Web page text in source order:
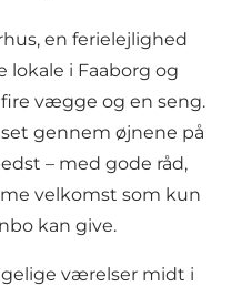
en ferielejlighed
lokale i Faaborg og
vægge og en seng.
gennem øjnene på
– med gode råd,
velkomst som kun
kan give.
værelser midt i